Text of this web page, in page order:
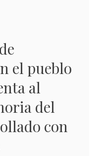
el pueblo
al
del
con